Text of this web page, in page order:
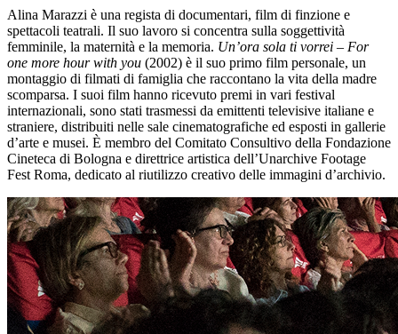
Alina Marazzi è una regista di documentari, film di finzione e
spettacoli teatrali. Il suo lavoro si concentra sulla soggettività
femminile, la maternità e la memoria. Un’ora sola ti vorrei – For
one more hour with you (2002) è il suo primo film personale, un
montaggio di filmati di famiglia che raccontano la vita della madre
scomparsa. I suoi film hanno ricevuto premi in vari festival
internazionali, sono stati trasmessi da emittenti televisive italiane e
straniere, distribuiti nelle sale cinematografiche ed esposti in gallerie
d’arte e musei. È membro del Comitato Consultivo della Fondazione
Cineteca di Bologna e direttrice artistica dell’Unarchive Footage
Fest Roma, dedicato al riutilizzo creativo delle immagini d’archivio.